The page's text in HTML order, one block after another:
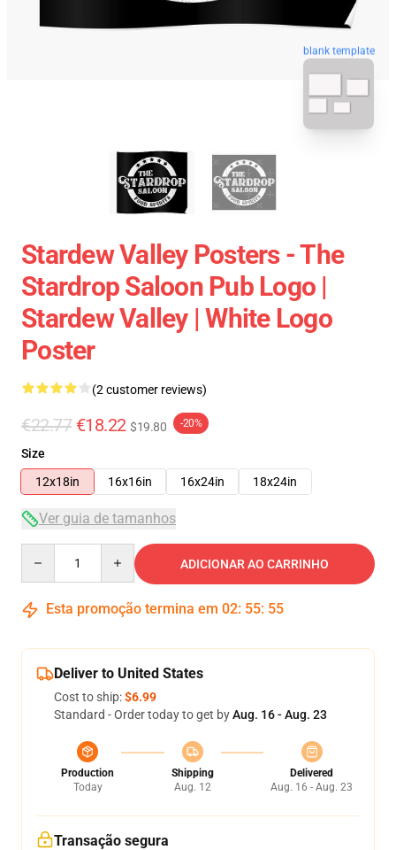
blank template
Stardew Valley Posters - The
Stardrop Saloon Pub Logo |
Stardew Valley | White Logo
Poster
(2 customer reviews)
€22.77 €18.22 $19.80 -20%
Size
12x18in
16x16in 16x24in 18x24in
Ver guia de tamanhos
ADICIONAR AO CARRINHO
Esta promoção termina em 02: 55: 54
Deliver to United States
Cost to ship:$6.99
Standard - Order today to get byAug. 16 - Aug. 23
Production
Today
Shipping
Aug. 12
Delivered
Aug. 16 - Aug. 23
Transação segura